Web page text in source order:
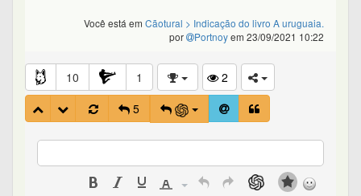
Você está em Cãotural > Indicação do livro A uruguaia.
por
Portnoyem 23/09/2021 10:22
10 1
2
5